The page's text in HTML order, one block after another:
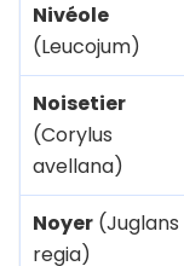
Nivéole
(Leucojum)
Noisetier
(Corylus
avellana)
Noyer (Juglans
regia)